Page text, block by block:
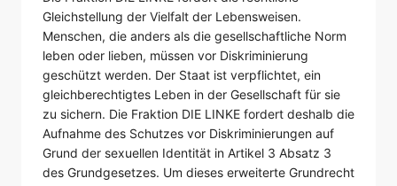
Gleichstellung der Vielfalt der Lebensweisen.
Menschen, die anders als die gesellschaftliche Norm
leben oder lieben, müssen vor Diskriminierung
geschützt werden. Der Staat ist verpflichtet, ein
gleichberechtigtes Leben in der Gesellschaft für sie
zu sichern. Die Fraktion DIE LINKE fordert deshalb die
Aufnahme des Schutzes vor Diskriminierungen auf
Grund der sexuellen Identität in Artikel 3 Absatz 3
des Grundgesetzes. Um dieses erweiterte Grundrecht